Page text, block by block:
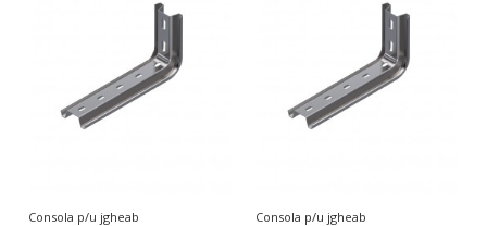
Consola p/u jgheab
Consola p/u jgheab